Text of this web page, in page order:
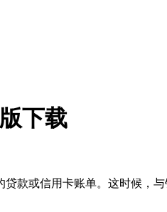
下载
款或信用卡账单。这时候，